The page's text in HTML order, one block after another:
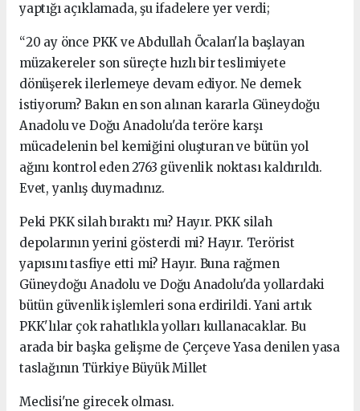
yaptığı açıklamada, şu ifadelere yer verdi;
“20 ay önce PKK ve Abdullah Öcalan'la başlayan
müzakereler son süreçte hızlı bir teslimiyete
dönüşerek ilerlemeye devam ediyor. Ne demek
istiyorum? Bakın en son alınan kararla Güneydoğu
Anadolu ve Doğu Anadolu'da teröre karşı
mücadelenin bel kemiğini oluşturan ve bütün yol
ağını kontrol eden 2763 güvenlik noktası kaldırıldı.
Evet, yanlış duymadınız.
Peki PKK silah bıraktı mı? Hayır. PKK silah
depolarının yerini gösterdi mi? Hayır. Terörist
yapısını tasfiye etti mi? Hayır. Buna rağmen
Güneydoğu Anadolu ve Doğu Anadolu'da yollardaki
bütün güvenlik işlemleri sona erdirildi. Yani artık
PKK'lılar çok rahatlıkla yolları kullanacaklar. Bu
arada bir başka gelişme de Çerçeve Yasa denilen yasa
taslağının Türkiye Büyük Millet
Meclisi'ne girecek olması.